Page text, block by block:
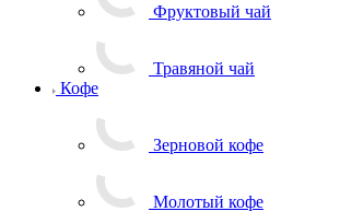
Фруктовый чай
Травяной чай
Кофе
Зерновой кофе
Молотый кофе